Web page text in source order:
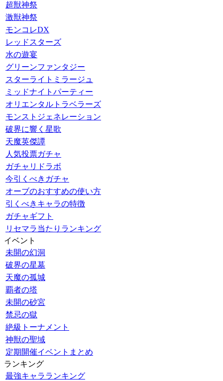
超獣神祭
激獣神祭
モンコレDX
レッドスターズ
水の遊宴
グリーンファンタジー
スターライトミラージュ
ミッドナイトパーティー
オリエンタルトラベラーズ
モンストジェネレーション
破界に響く星歌
天魔英傑譚
人気投票ガチャ
ガチャリドラボ
今引くべきガチャ
オーブのおすすめの使い方
引くべきキャラの特徴
ガチャギフト
リセマラ当たりランキング
イベント
未開の幻洞
破界の星墓
天魔の孤城
覇者の塔
未開の砂宮
禁忌の獄
絶級トーナメント
神獣の聖域
定期開催イベントまとめ
ランキング
最強キャラランキング